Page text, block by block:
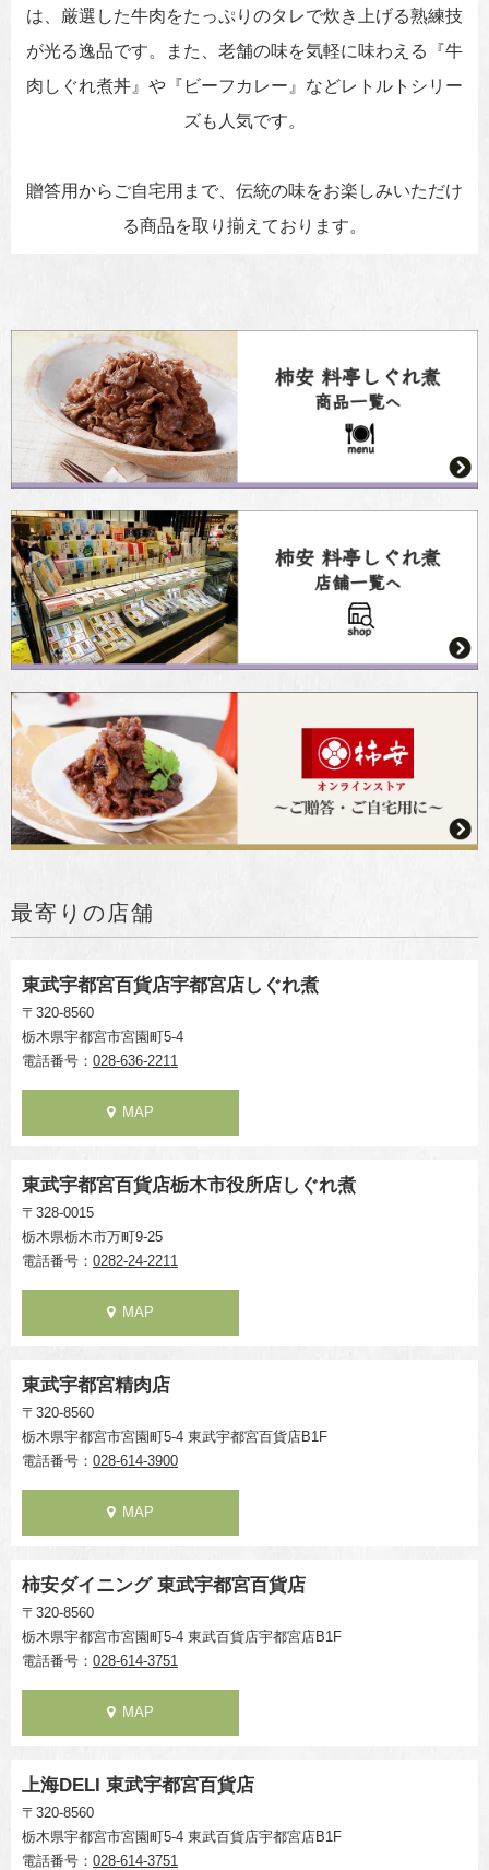
は、厳選した牛肉をたっぷりのタレで炊き上げる熟練技
が光る逸品です。また、老舗の味を気軽に味わえる『牛
肉しぐれ煮丼』や『ビーフカレー』などレトルトシリー
ズも人気です。
贈答用からご自宅用まで、伝統の味をお楽しみいただけ
る商品を取り揃えております。
最寄りの店舗
東武宇都宮百貨店宇都宮店しぐれ煮
〒320-8560
栃木県宇都宮市宮園町5-4
電話番号： 028-636-2211
MAP
東武宇都宮百貨店栃木市役所店しぐれ煮
〒328-0015
栃木県栃木市万町9-25
電話番号： 0282-24-2211
MAP
東武宇都宮精肉店
〒320-8560
栃木県宇都宮市宮園町5-4 東武宇都宮百貨店B1F
電話番号： 028-614-3900
MAP
柿安ダイニング 東武宇都宮百貨店
〒320-8560
栃木県宇都宮市宮園町5-4 東武百貨店宇都宮店B1F
電話番号： 028-614-3751
MAP
上海DELI 東武宇都宮百貨店
〒320-8560
栃木県宇都宮市宮園町5-4 東武百貨店宇都宮店B1F
電話番号： 028-614-3751